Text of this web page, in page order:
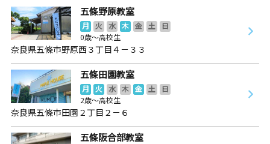
五條野原教室
月 火 水 木 金 土
日
0歳～高校生
奈良県五條市野原西３丁目４－３３
五條田園教室
月 火 水 木 金 土
日
2歳～高校生
奈良県五條市田園２丁目２－６
五條阪合部教室